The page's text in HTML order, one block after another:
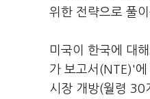
위한 전략으로 풀이
미국이 한국에 대
가 보고서(NTE)'에
시장 개방(월령 30